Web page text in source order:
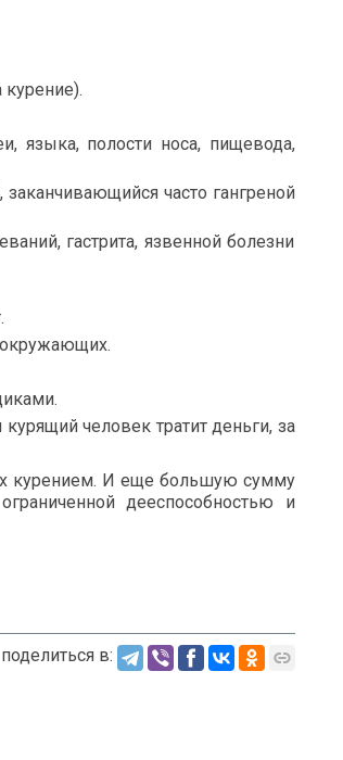
языка, полости носа, пищевода,
часто гангреной
гастрита, язвенной болезни
человек тратит деньги, за
курением. И еще большую сумму
дееспособностью и
поделиться в: